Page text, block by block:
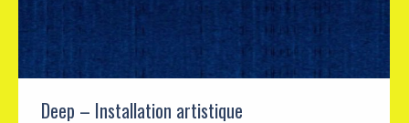
Deep – Installation artistique